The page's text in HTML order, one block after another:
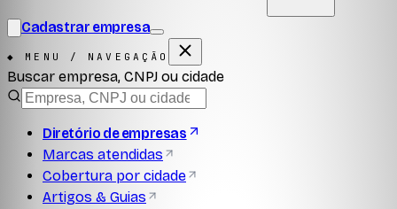
Cadastrar empresa
◆ MENU / NAVEGAÇÃO
Buscar empresa, CNPJ ou cidade
Diretório de empresas
Marcas atendidas
Cobertura por cidade
Artigos & Guias